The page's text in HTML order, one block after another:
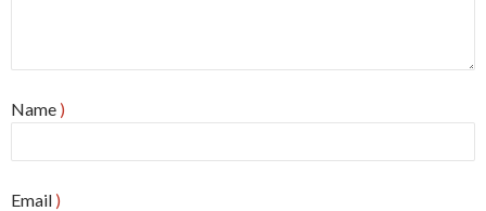
Name )
Email )